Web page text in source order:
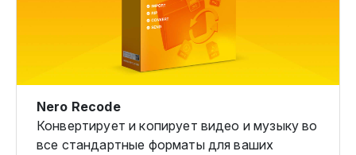
Nero Recode
Конвертирует и копирует видео и музыку во
все стандартные форматы для ваших